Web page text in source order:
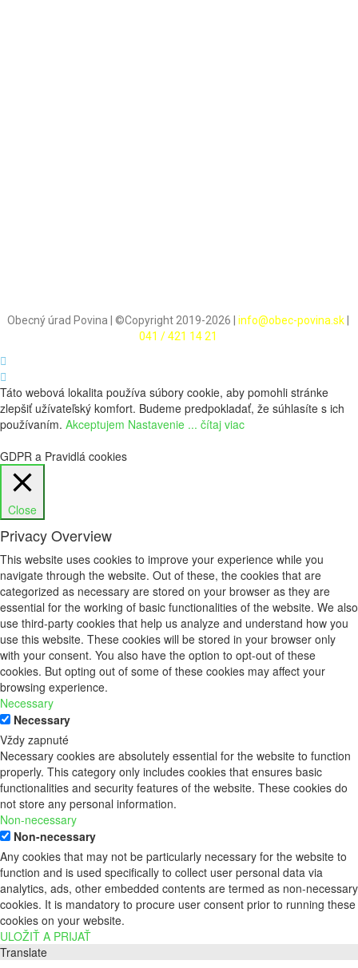
Obecný úrad Povina | ©Copyright 2019-2026 | info@obec-povina.sk
041 / 421 14 21
Táto webová lokalita používa súbory cookie, aby pomohli stránke
zlepšiť užívateľský komfort. Budeme predpokladať, že súhlasíte s ich
používaním. Akceptujem Nastavenie ... čítaj viac
GDPR a Pravidlá cookies
Close
Privacy Overview
This website uses cookies to improve your experience while you
navigate through the website. Out of these, the cookies that are
categorized as necessary are stored on your browser as they are
essential for the working of basic functionalities of the website. We also
use third-party cookies that help us analyze and understand how you
use this website. These cookies will be stored in your browser only
with your consent. You also have the option to opt-out of these
cookies. But opting out of some of these cookies may affect your
browsing experience.
Necessary
Necessary
Vždy zapnuté
Necessary cookies are absolutely essential for the website to function
properly. This category only includes cookies that ensures basic
functionalities and security features of the website. These cookies do
not store any personal information.
Non-necessary
Non-necessary
Any cookies that may not be particularly necessary for the website to
function and is used specifically to collect user personal data via
analytics, ads, other embedded contents are termed as non-necessary
cookies. It is mandatory to procure user consent prior to running these
cookies on your website.
ULOŽIŤ A PRIJAŤ
Translate